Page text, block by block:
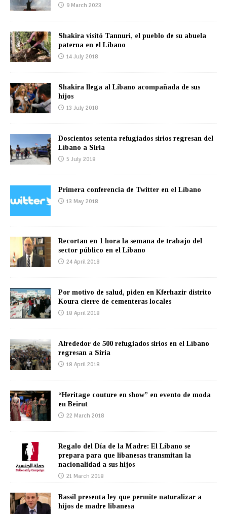
9 March 2023
Shakira visitó Tannuri, el pueblo de su abuela
paterna en el Líbano
14 July 2018
Shakira llega al Líbano acompañada de sus
hijos
13 July 2018
Doscientos setenta refugiados sirios regresan del
Líbano a Siria
5 July 2018
Primera conferencia de Twitter en el Líbano
13 May 2018
Recortan en 1 hora la semana de trabajo del
sector público en el Líbano
24 April 2018
Por motivo de salud, piden en Kferhazir distrito
Koura cierre de cementeras locales
18 April 2018
Alrededor de 500 refugiados sirios en el Líbano
regresan a Siria
18 April 2018
“Heritage couture en show” en evento de moda
en Beirut
22 March 2018
Regalo del Día de la Madre: El Líbano se
prepara para que libanesas transmitan la
nacionalidad a sus hijos
21 March 2018
Bassil presenta ley que permite naturalizar a
hijos de madre libanesa